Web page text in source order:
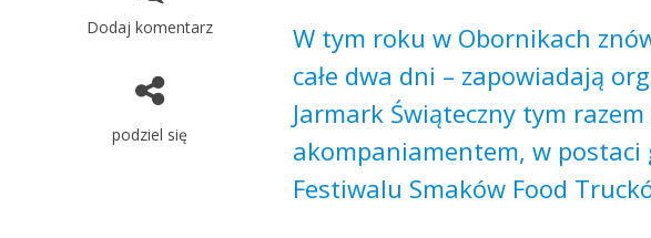
Dodaj komentarz
podziel się
W tym roku w Obornikach
całe dwa dni – zapowiadają
Jarmark Świąteczny tym
akompaniamentem, w postaci
Festiwalu Smaków Food